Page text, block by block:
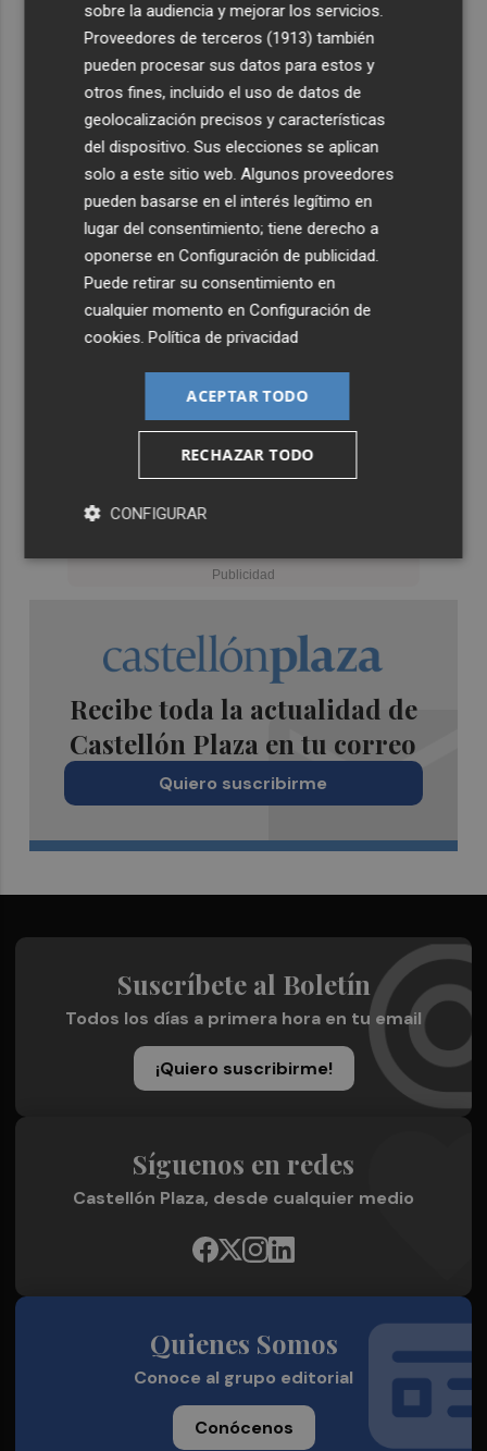
San Javier da viabilidad al nuevo contrato del transporte
urbano y a un hotel de cuatro estrellas en La Manga con
324 habitaciones
Estos son los estrenos que abren la cartelera en agosto:
de la comedia 'El último mono' a una nueva entrega de
'La Patrulla Canina'
Recibe toda la actualidad de
Castellón Plaza en tu correo
Quiero suscribirme
Suscríbete al Boletín
Todos los días a primera hora en tu email
¡Quiero suscribirme!
Síguenos en redes
Castellón Plaza, desde cualquier medio
Quienes Somos
Conoce al grupo editorial
Conócenos
sobre la audiencia y mejorar los servicios.
Proveedores de terceros (1913) también
pueden procesar sus datos para estos y
otros fines, incluido el uso de datos de
geolocalización precisos y características
del dispositivo. Sus elecciones se aplican
solo a este sitio web. Algunos proveedores
pueden basarse en el interés legítimo en
lugar del consentimiento; tiene derecho a
oponerse enConfiguración de publicidad.
Puede retirar su consentimiento en
cualquier momento enConfiguración de
cookies.Política de privacidad
ACEPTAR TODO
RECHAZAR TODO
CONFIGURAR